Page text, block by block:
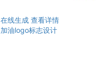
在线生成 查看详情
加油logo标志设计